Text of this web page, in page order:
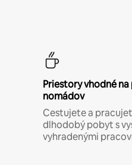
Priestory vhodné
nomádov
Cestujete a
dlhodobý pobyt s
vyhradenými